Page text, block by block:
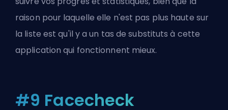
raison pour laquelle elle n'est pas plus haute sur
la liste est qu'il y a un tas de substituts à cette
application qui fonctionnent mieux.
#9 Facecheck